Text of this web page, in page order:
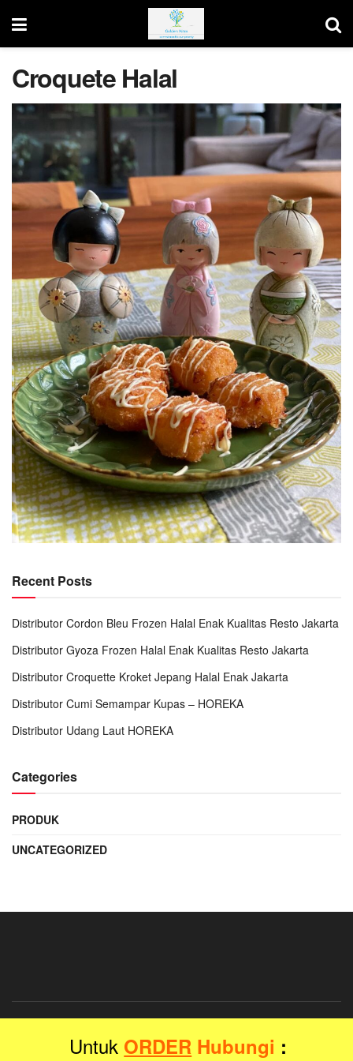
Croquete Halal
Recent Posts
Distributor Cordon Bleu Frozen Halal Enak Kualitas Resto Jakarta
Distributor Gyoza Frozen Halal Enak Kualitas Resto Jakarta
Distributor Croquette Kroket Jepang Halal Enak Jakarta
Distributor Cumi Semampar Kupas – HOREKA
Distributor Udang Laut HOREKA
Categories
PRODUK
UNCATEGORIZED
Distributor Grosir Bahan Makanan Hotel, Restaurant dan Kantor Horeka
Untuk ORDER Hubungi :